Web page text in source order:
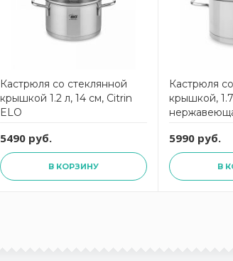
Кастрюля со стеклянной
крышкой 1.2 л, 14 см, Citrin
ELO
5490 руб.
В КОРЗИНУ
Кастрюля
крышкой,
5990 руб.
В